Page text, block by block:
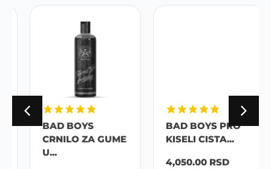
BAD BOYS
CRNILO ZA GUME
U...
BAD BOYS PRO
KISELI CISTA...
4,050.00RSD